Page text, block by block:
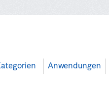
Anwendungen